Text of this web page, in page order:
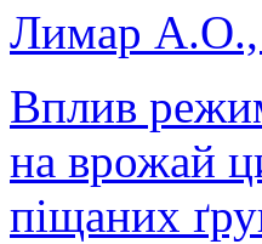
Лимар
Вплив
на врожай
піщаних